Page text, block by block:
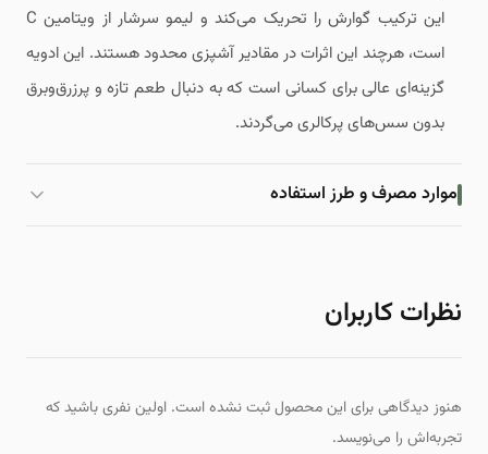
این ترکیب گوارش را تحریک می‌کند و لیمو سرشار از ویتامین C
است، هرچند این اثرات در مقادیر آشپزی محدود هستند. این ادویه
گزینه‌ای عالی برای کسانی است که به دنبال طعم تازه و پرزرق‌وبرق
بدون سس‌های پرکالری می‌گردند.
موارد مصرف و طرز استفاده
نظرات کاربران
هنوز دیدگاهی برای این محصول ثبت نشده است. اولین نفری باشید که
تجربه‌اش را می‌نویسد.